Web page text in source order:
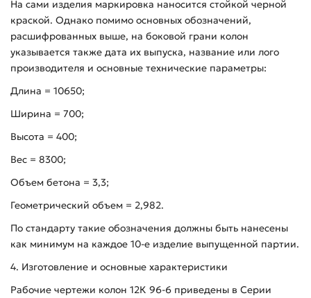
На сами изделия маркировка наносится стойкой черной
краской. Однако помимо основных обозначений,
расшифрованных выше, на боковой грани колон
указывается также дата их выпуска, название или лого
производителя и основные технические параметры:
Длина = 10650;
Ширина = 700;
Высота = 400;
Вес = 8300;
Объем бетона = 3,3;
Геометрический объем = 2,982.
По стандарту такие обозначения должны быть нанесены
как минимум на каждое 10-е изделие выпущенной партии.
4. Изготовление и основные характеристики
Рабочие чертежи колон 12К 96-6 приведены в Серии